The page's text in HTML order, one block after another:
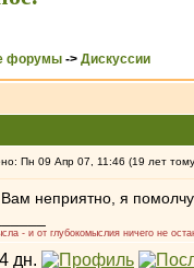
форумы -> Дискуссии
Пн 09 Апр 07, 11:46 (19 лет
неприятно, я
- и от глубокомыслия ничего не